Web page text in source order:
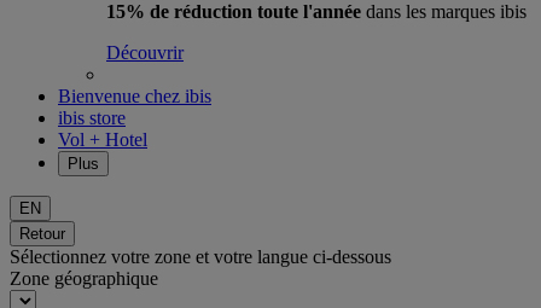
15% de réduction toute l'année dans les marques ibis
Découvrir
Bienvenue chez ibis
ibis store
Vol + Hotel
Plus
EN
Retour
Sélectionnez votre zone et votre langue ci-dessous
Zone géographique